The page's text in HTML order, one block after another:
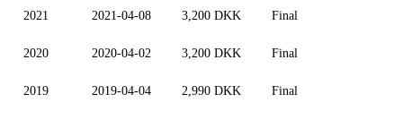
2021 2021-04-08 3,200 DKK Final
2020 2020-04-02 3,200 DKK Final
2019 2019-04-04 2,990 DKK Final